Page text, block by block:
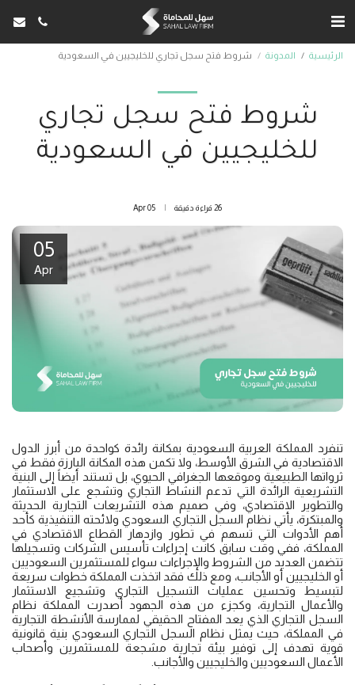
الرئيسية المدونة شروط فتح سجل تجاري للخليجيين في السعودية
شروط فتح سجل تجاري
للخليجيين في السعودية
26 قراءة دقيقة 05
Apr
05
Apr
تنفرد المملكة العربية السعودية بمكانة رائدة كواحدة من أبرز الدول
الاقتصادية في الشرق الأوسط، ولا تكمن هذه المكانة البارزة فقط في
ثرواتها الطبيعية وموقعها الجغرافي الحيوي، بل تستند أيضاً إلى البنية
التشريعية الرائدة التي تدعم النشاط التجاري وتشجع على الاستثمار
والتطوير الاقتصادي، وفي صميم هذه التشريعات التجارية الحديثة
والمبتكرة، يأتي نظام السجل التجاري السعودي ولائحته التنفيذية كأحد
أهم الأدوات التي تسهم في تطور وازدهار القطاع الاقتصادي في
المملكة، ففي وقت سابق كانت إجراءات تأسيس الشركات وتسجيلها
تتضمن العديد من الشروط والإجراءات سواء للمستثمرين السعوديين
أو الخليجيين أو الأجانب، ومع ذلك فقد اتخذت المملكة خطوات سريعة
لتبسيط وتحسين عمليات التسجيل التجاري وتشجيع الاستثمار
والأعمال التجارية، وكجزء من هذه الجهود أصدرت المملكة نظام
السجل التجاري الذي يعد المفتاح الحقيقي لممارسة الأنشطة التجارية
في المملكة، حيث يمثل نظام السجل التجاري السعودي بنية قانونية
قوية تهدف إلى توفير بيئة تجارية مشجعة للمستثمرين وأصحاب
الأعمال السعوديين والخليجيين والأجانب.